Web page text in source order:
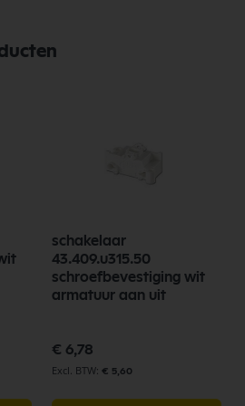
schakelaar
43.409.u315.50
schroefbevestiging wit
armatuur aan uit
€ 6,78
€ 5,60